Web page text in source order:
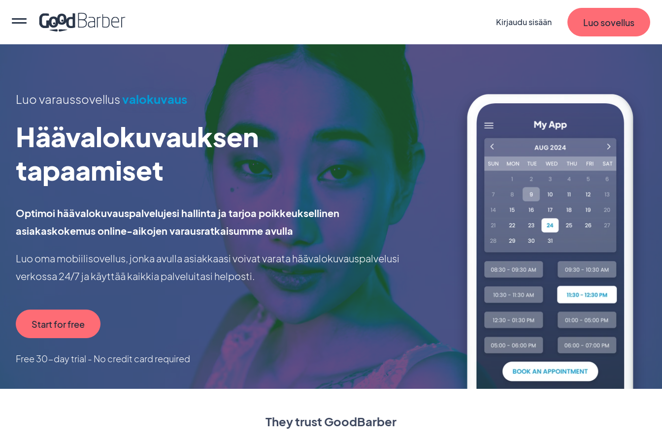
Kirjaudu sisään Luo sovellus
Luo varaussovellusvalokuvaus
Häävalokuvauksen
tapaamiset
Optimoi häävalokuvauspalvelujesi hallinta ja tarjoa poikkeuksellinen
asiakaskokemus online-aikojen varausratkaisumme avulla
Luo oma mobiilisovellus, jonka avulla asiakkaasi voivat varata häävalokuvauspalvelusi
verkossa 24/7 ja käyttää kaikkia palveluitasi helposti.
Start for free
Free 30-day trial - No credit card required
They trust GoodBarber